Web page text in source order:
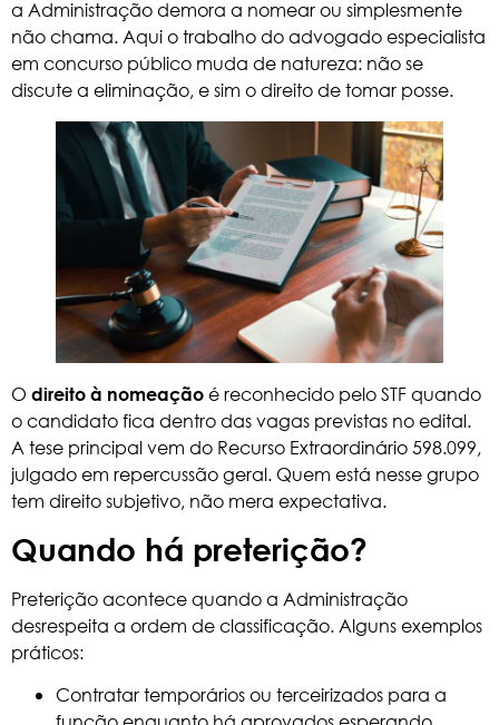
a Administração demora a nomear ou simplesmente
não chama. Aqui o trabalho do advogado especialista
em concurso público muda de natureza: não se
discute a eliminação, e sim o direito de tomar posse.
O direito à nomeação é reconhecido pelo STF quando
o candidato fica dentro das vagas previstas no edital.
A tese principal vem do Recurso Extraordinário 598.099,
julgado em repercussão geral. Quem está nesse grupo
tem direito subjetivo, não mera expectativa.
Quando há preterição?
Preterição acontece quando a Administração
desrespeita a ordem de classificação. Alguns exemplos
práticos:
Contratar temporários ou terceirizados para a